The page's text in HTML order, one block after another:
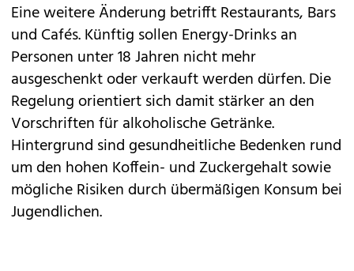
Eine weitere Änderung betrifft Restaurants, Bars
und Cafés. Künftig sollen Energy-Drinks an
Personen unter 18 Jahren nicht mehr
ausgeschenkt oder verkauft werden dürfen. Die
Regelung orientiert sich damit stärker an den
Vorschriften für alkoholische Getränke.
Hintergrund sind gesundheitliche Bedenken rund
um den hohen Koffein- und Zuckergehalt sowie
mögliche Risiken durch übermäßigen Konsum bei
Jugendlichen.